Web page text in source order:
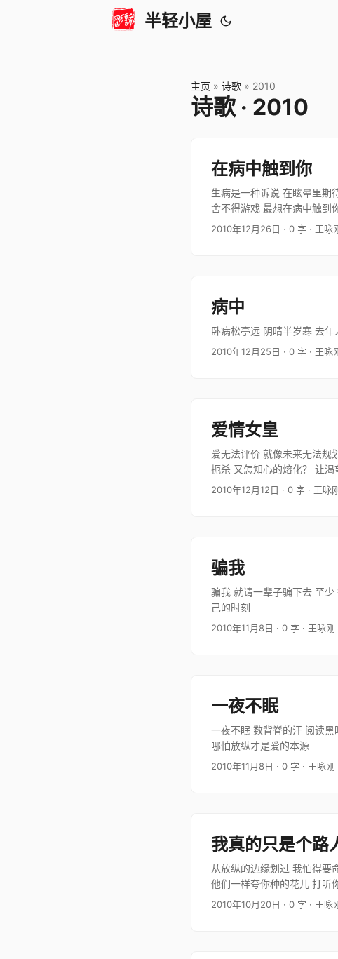
半轻小屋
主页 » 诗歌 » 2010
诗歌 · 2010
在病中触到你
生病是一种诉说 在眩晕里期
舍不得游戏 最想在病中触到
都远去…
2010年12月26日 · 0 字 · 王咏
病中
卧病松亭远 阴晴半岁寒 去
2010年12月25日 · 0 字 · 王咏
爱情女皇
爱无法评价 就像未来无法规
扼杀 又怎知心的熔化？ 让
也不想要压…
2010年12月12日 · 0 字 · 王咏
骗我
骗我 就请一辈子骗下去 至
己的时刻
2010年11月8日 · 0 字 · 王咏刚
一夜不眠
一夜不眠 数背脊的汗 阅读
哪怕放纵才是爱的本源
2010年11月8日 · 0 字 · 王咏刚
我真的只是个路
从放纵的边缘划过 我怕得要
他们一样夸你种的花儿 打听
坐下来喝一…
2010年10月20日 · 0 字 · 王咏